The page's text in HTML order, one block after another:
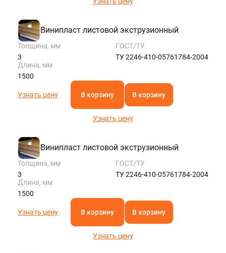
Винипласт листовой экструзионный
Толщина, мм
3
ГОСТ/ТУ
ТУ 2246-410-05761784-2004
Длина, мм
1500
Узнать цену В корзину В корзину
Узнать цену
Винипласт листовой экструзионный
Толщина, мм
3
ГОСТ/ТУ
ТУ 2246-410-05761784-2004
Длина, мм
1500
Узнать цену В корзину В корзину
Узнать цену